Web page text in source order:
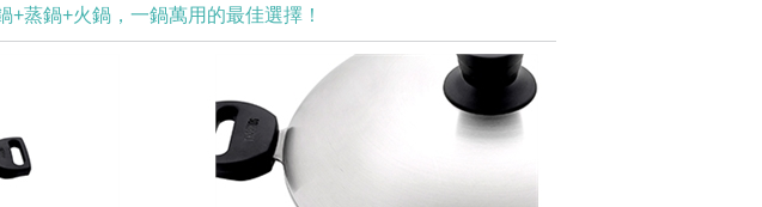
蒸鍋+火鍋，一鍋萬用的最佳選擇！